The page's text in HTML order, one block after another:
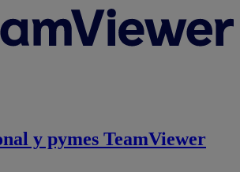
y pymes TeamViewer